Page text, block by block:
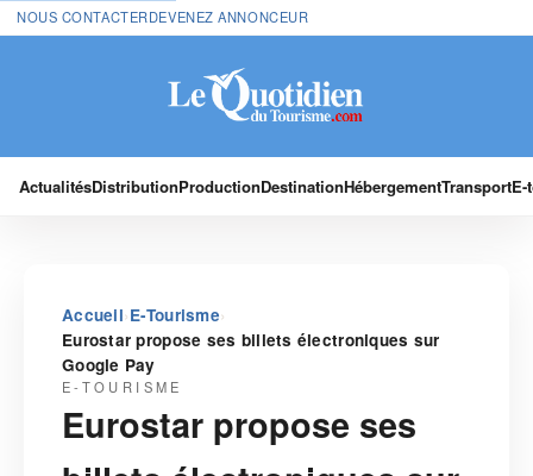
NOUS CONTACTERDEVENEZ ANNONCEUR
ActualitésDistributionProductionDestinationHébergementTransport
Accueil›E-Tourisme›
Eurostar propose ses billets électroniques sur
Google Pay
E-TOURISME
Eurostar propose ses